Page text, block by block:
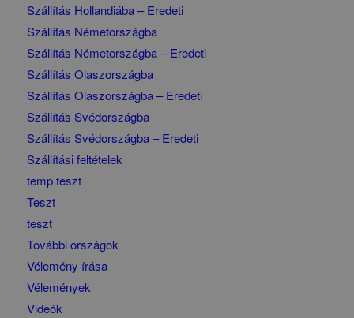
Szállítás Hollandiába – Eredeti
Szállítás Németországba
Szállítás Németországba – Eredeti
Szállítás Olaszországba
Szállítás Olaszországba – Eredeti
Szállítás Svédországba
Szállítás Svédországba – Eredeti
Szállítási feltételek
temp teszt
Teszt
teszt
További országok
Vélemény írása
Vélemények
Videók